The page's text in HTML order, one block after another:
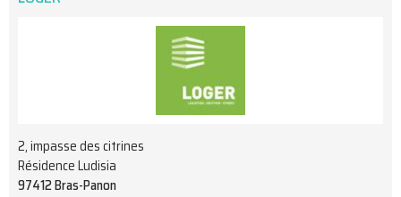
2, impasse des citrines
Résidence Ludisia
97412 Bras-Panon